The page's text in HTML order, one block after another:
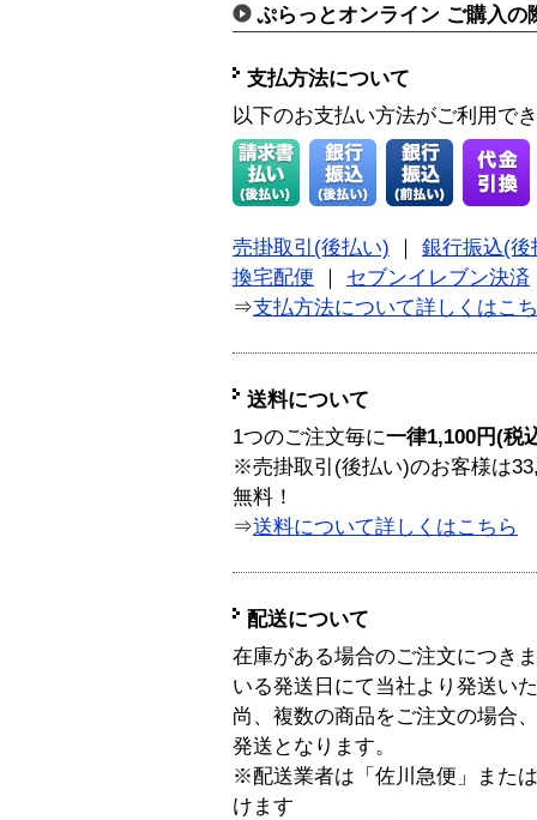
ぷらっとオンライン ご購入の
支払方法について
以下のお支払い方法がご利用で
売掛取引(後払い)
銀行振込(後
換宅配便
セブンイレブン決済
⇒支払方法について詳しくはこ
送料について
1つのご注文毎に一律1,100円(税
※売掛取引(後払い)のお客様は
無料！
⇒送料について詳しくはこちら
配送について
在庫がある場合のご注文につき
いる発送日にて当社より発送い
尚、複数の商品をご注文の場合
発送となります。
※配送業者は「佐川急便」また
けます